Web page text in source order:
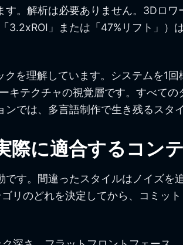
す。解析は必要ありません。3Dロ
3.2xROI」または「47%リフト」
を理解しています。システムを1
テクチャの視覚層です。すべて
では、多言語制作で生き残るスタ
に適合するコン
す。間違ったスタイルはノイズ
リのどれを決定してから、コミッ